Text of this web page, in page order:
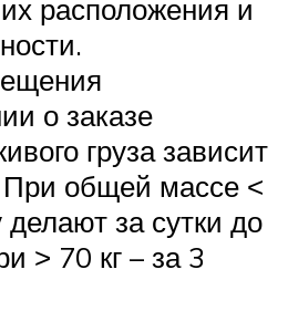
расположения и
о заказе
груза зависит
При общей массе ˂
делают за сутки до
˃ 70 кг – за 3